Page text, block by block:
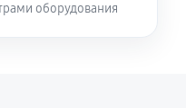
оборудования